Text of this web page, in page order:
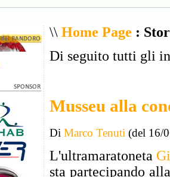
\\ Home Page :
Di seguito tutti gli
Musseu alla
Di Marco Tenuti (del 16/
L'ultramaratoneta
sta partecipando